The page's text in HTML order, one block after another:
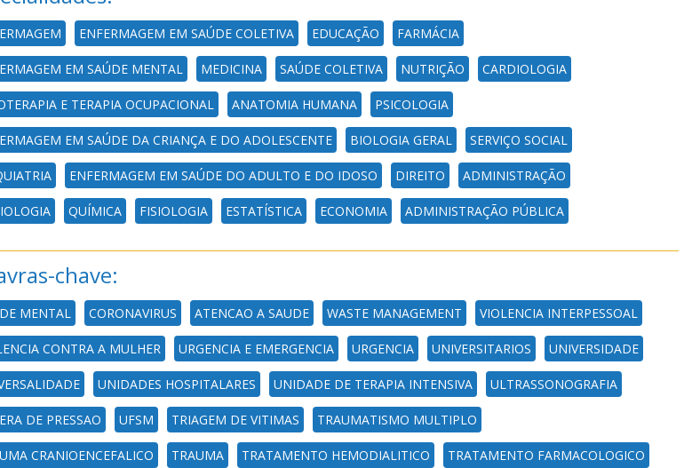
ENFERMAGEM EM SAÚDE COLETIVA EDUCAÇÃO FARMÁCIA
EM SAÚDE MENTAL MEDICINA SAÚDE COLETIVA NUTRIÇÃO CARDIOLOGIA
E TERAPIA OCUPACIONAL ANATOMIA HUMANA PSICOLOGIA
EM SAÚDE DA CRIANÇA E DO ADOLESCENTE BIOLOGIA GERAL SERVIÇO SOCIAL
ENFERMAGEM EM SAÚDE DO ADULTO E DO IDOSO DIREITO ADMINISTRAÇÃO
QUÍMICA FISIOLOGIA ESTATÍSTICA ECONOMIA ADMINISTRAÇÃO PÚBLICA
chave:
MENTAL CORONAVIRUS ATENCAO A SAUDE WASTE MANAGEMENT VIOLENCIA INTERPESSOAL
CONTRA A MULHER URGENCIA E EMERGENCIA URGENCIA UNIVERSITARIOS UNIVERSIDADE
UNIDADES HOSPITALARES UNIDADE DE TERAPIA INTENSIVA ULTRASSONOGRAFIA
DE PRESSAO UFSM TRIAGEM DE VITIMAS TRAUMATISMO MULTIPLO
CRANIOENCEFALICO TRAUMA TRATAMENTO HEMODIALITICO TRATAMENTO FARMACOLOGICO